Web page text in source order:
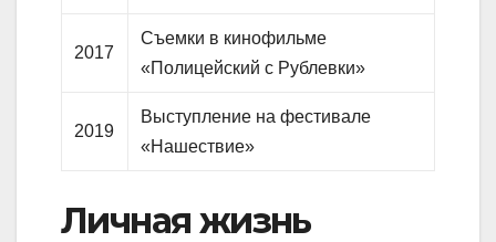
2017
Съемки в кинофильме
«Полицейский с Рублевки»
2019
Выступление на фестивале
«Нашествие»
Личная жизнь